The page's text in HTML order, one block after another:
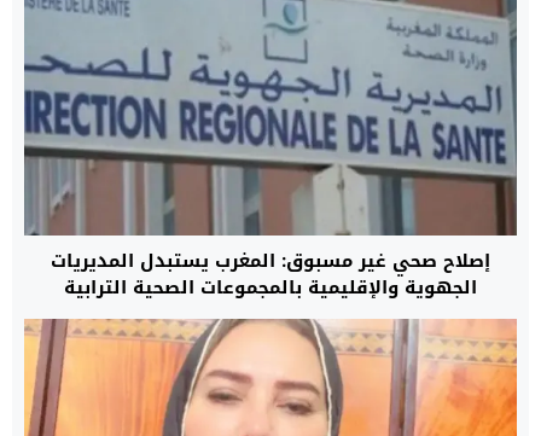
إصلاح صحي غير مسبوق: المغرب يستبدل المديريات
الجهوية والإقليمية بالمجموعات الصحية الترابية